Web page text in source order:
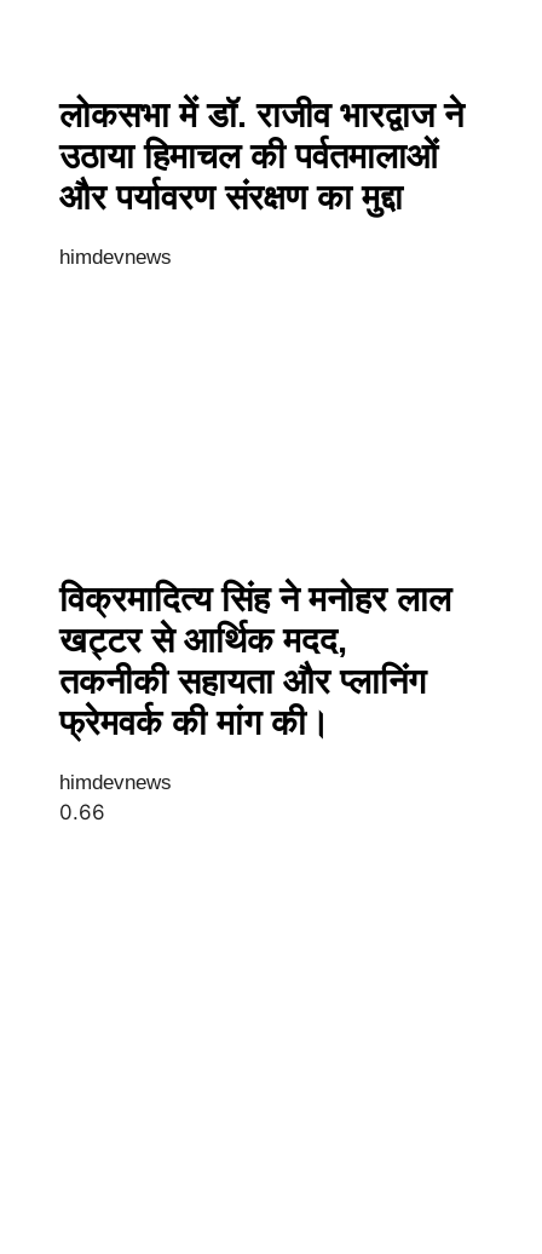
लोकसभा में डॉ. राजीव भारद्वाज ने
उठाया हिमाचल की पर्वतमालाओं
और पर्यावरण संरक्षण का मुद्दा
himdevnews
विक्रमादित्य सिंह ने मनोहर लाल
खट्टर से आर्थिक मदद,
तकनीकी सहायता और प्लानिंग
फ्रेमवर्क की मांग की।
himdevnews